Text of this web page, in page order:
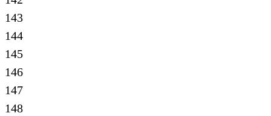
143
144
145
146
147
148